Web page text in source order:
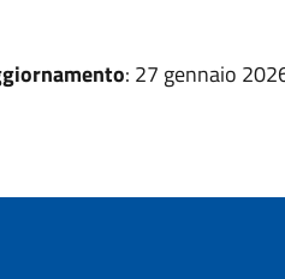
: 27 gennaio